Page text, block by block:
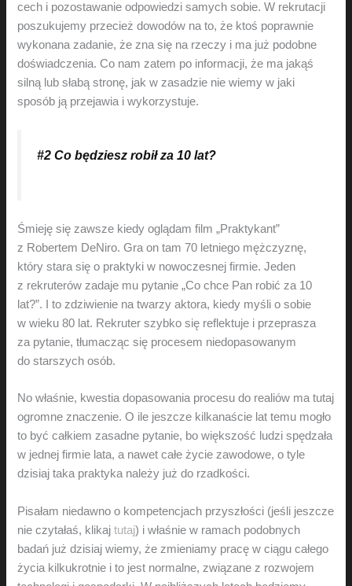
cech i pozostawanie odpowiedzi samych sobie. W rekrutacji
poszukujemy przecież dowodów na to, że ktoś poprawnie
wykonana zadanie, że zna się na rzeczy i ma już podobne
doświadczenia. Co nam zatem po informacji, że ma jakąś
silną lub słabą stronę, jak w zasadzie nie wiemy w jaki
sposób ją przejawia i wykorzystuje.
#2 Co będziesz robił za 10 lat?
Śmieję się zawsze kiedy oglądam film „Praktykant”
z Robertem DeNiro. Gra on tam 70 letniego mężczyznę,
który stara się o praktyki w nowoczesnej firmie. Jeden
z rekruterów zadaje mu pytanie „Co chce Pan robić za 10
lat?”. I to zdziwienie na twarzy aktora, kiedy myśli o sobie
w wieku 80 lat. Rekruter szybko się reflektuje i przeprasza
za pytanie, tłumacząc się procesem niedopasowanym
do starszych osób.
No właśnie, kwestia dopasowania procesu do realiów ma tutaj
ogromne znaczenie. O ile jeszcze kilkanaście lat temu mogło
to być całkiem zasadne pytanie, bo większość ludzi spędzała
w jednej firmie lata, a nawet całe życie zawodowe, o tyle
dzisiaj taka praktyka należy już do rzadkości.
Pisałam niedawno o kompetencjach przyszłości (jeśli jeszcze
nie czytałaś, klikajtutaj) i właśnie w ramach podobnych
badań już dzisiaj wiemy, że zmieniamy pracę w ciągu całego
życia kilkukrotnie i to jest normalne, związane z rozwojem